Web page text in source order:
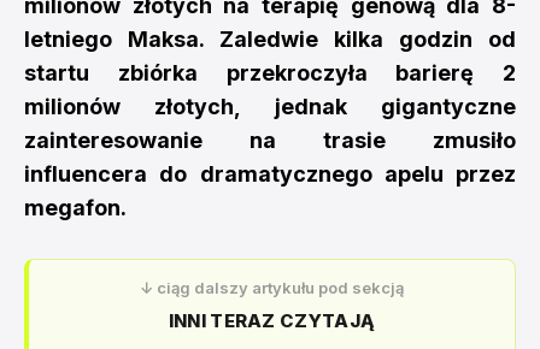
milionów złotych na terapię genową dla 8-
letniego Maksa. Zaledwie kilka godzin od
startu zbiórka przekroczyła barierę 2
milionów złotych, jednak gigantyczne
zainteresowanie na trasie zmusiło
influencera do dramatycznego apelu przez
megafon.
↓ ciąg dalszy artykułu pod sekcją
INNI TERAZ CZYTAJĄ